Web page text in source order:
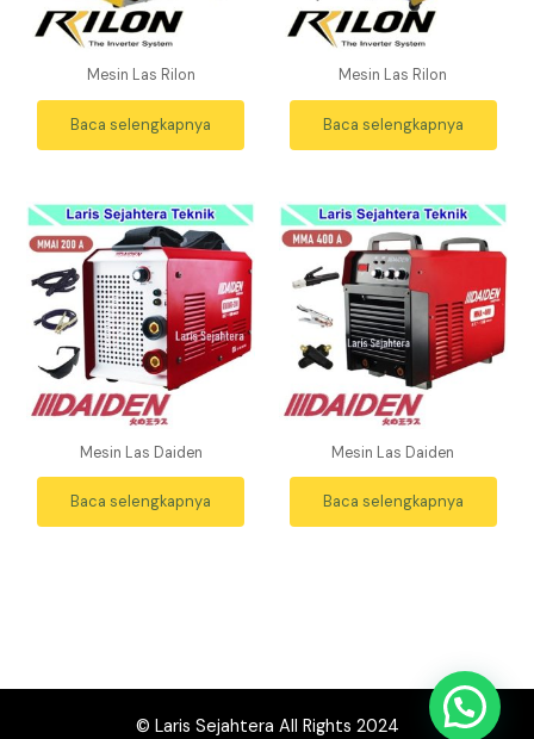
Mesin Las Rilon
Baca selengkapnya
Mesin Las Rilon
Baca selengkapnya
Mesin Las Daiden
Baca selengkapnya
Mesin Las Daiden
Baca selengkapnya
© Laris Sejahtera All Rights 2024